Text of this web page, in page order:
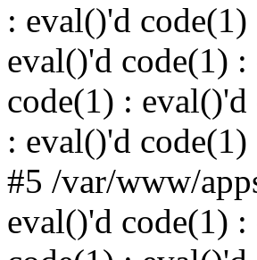
: eval()'d
eval()'d code(1)
code(1) :
: eval()'d
#5 /var/www/
eval()'d code(1)